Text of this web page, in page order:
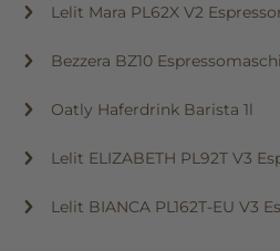
Lelit Mara PL62X V2
Bezzera BZ10
Oatly Haferdrink Barista 1l
Lelit ELIZABETH PL92T V3
Lelit BIANCA PL162T-EU V3